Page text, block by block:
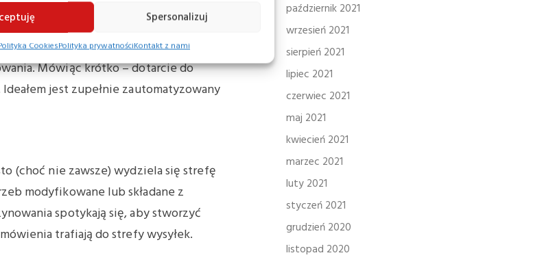
Spersonalizuj
CookiesPolityka prywatnościKontakt z nami
się produkty. Elementarnym jest
Mówiąc krótko – dotarcie do
jest zupełnie zautomatyzowany
(choć nie zawsze) wydziela się strefę
modyfikowane lub składane z
spotykają się, aby stworzyć
trafiają do strefy wysyłek.
październik 2021
wrzesień 2021
sierpień 2021
lipiec 2021
czerwiec 2021
maj 2021
kwiecień 2021
marzec 2021
luty 2021
styczeń 2021
grudzień 2020
listopad 2020